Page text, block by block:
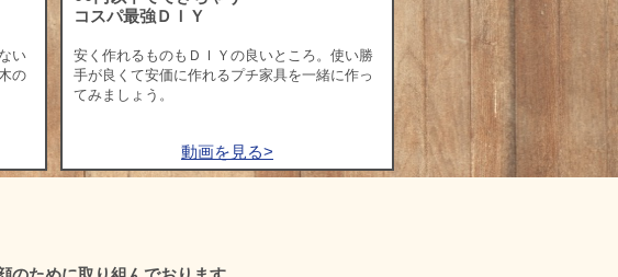
い
の
コスパ最強ＤＩＹ
安く作れるものもＤＩＹの良いところ。使い勝
手が良くて安価に作れるプチ家具を一緒に作っ
てみましょう。
動画を見る>